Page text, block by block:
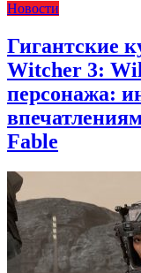
Новости
Гигантские
Witcher 3:
персонажа:
Fable